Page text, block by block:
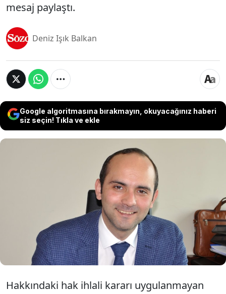
mesaj paylaştı.
Deniz Işık Balkan
Google algoritmasına bırakmayın, okuyacağınız haberi
siz seçin! Tıkla ve ekle
CHP İstanbul İl Başkanı Özgür Çelik,
hakkında Anayasa Mahkemesi kararı
uygulanmayan Gezi davası tutuklusu
Tayfun Kahraman için mesaj paylaştı.
Hakkındaki hak ihlali kararı uygulanmayan